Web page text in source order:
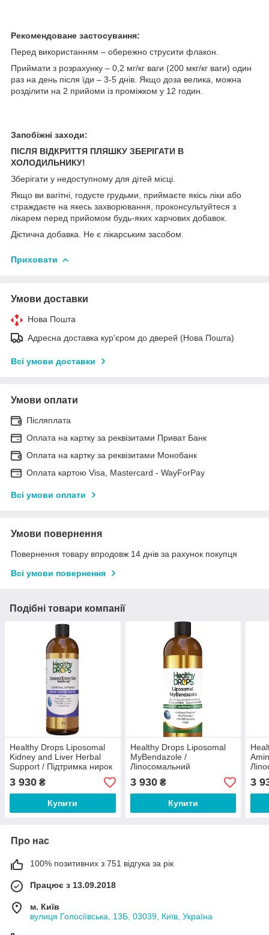
Рекомендоване застосування:
Перед використанням – обережно струсити флакон.
Приймати з розрахунку – 0,2 мг/кг ваги (200 мкг/кг ваги) один
раз на день після їди – 3-5 днів. Якщо доза велика, можна
розділити на 2 прийоми із проміжком у 12 годин.
Запобіжні заходи:
ПІСЛЯ ВІДКРИТТЯ ПЛЯШКУ ЗБЕРІГАТИ В
ХОЛОДИЛЬНИКУ!
Зберігати у недоступному для дітей місці.
Якщо ви вагітні, годуєте грудьми, приймаєте якісь ліки або
страждаєте на якесь захворювання, проконсультуйтеся з
лікарем перед прийомом будь-яких харчових добавок.
Дієтична добавка. Не є лікарським засобом.
Приховати
Умови доставки
Нова Пошта
Адресна доставка кур'єром до дверей (Нова Пошта)
Всі умови доставки
Умови оплати
Післяплата
Оплата на картку за реквізитами Приват Банк
Оплата на картку за реквізитами Монобанк
Оплата картою Visa, Mastercard - WayForPay
Всі умови оплати
Умови повернення
Повернення товару впродовж 14 днів за рахунок покупця
Всі умови повернення
Подібні товари компанії
Healthy Drops Liposomal
Kidney and Liver Herbal
Support / Підтримка нирок
і печінки 17 трав 473 мл
3 930 ₴
Купити
Healthy Drops Liposomal
MyBendazole /
Ліпосомальний
мібендазол
антипаразитарний засіб
473 мл
3 930₴
Купити
473
3
Про нас
100% позитивних з 751 відгука за рік
Працює з 13.09.2018
м. Київ
вулиця Голосіївська, 13Б, 03039, Київ, Україна